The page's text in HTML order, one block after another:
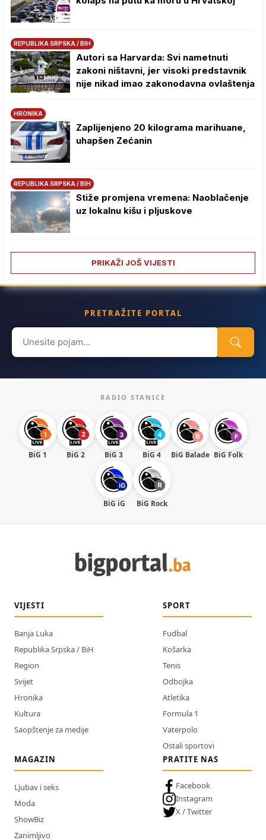
REPUBLIKA SRPSKA / BIH
Autori sa Harvarda: Svi nametnuti
zakoni ništavni, jer visoki predstavnik
nije nikad imao zakonodavna ovlaštenja
HRONIKA
Zaplijenjeno 20 kilograma marihuane,
uhapšen Zećanin
REPUBLIKA SRPSKA / BIH
Stiže promjena vremena: Naoblačenje
uz lokalnu kišu i pljuskove
PRIKAŽI JOŠ VIJESTI
PRETRAŽITE PORTAL
Search
for:
RADIO STANICE
BiG 1 BiG 2 BiG 3 BiG 4 BiG Balade BiG Folk
BiG iG BiG Rock
VIJESTI
Banja Luka
Republika Srpska / BiH
Region
Svijet
Hronika
Kultura
Saopštenje za medije
SPORT
Fudbal
Košarka
Tenis
Odbojka
Atletika
Formula 1
Vaterpolo
Ostali sportovi
MAGAZIN
Ljubav i seks
Moda
ShowBiz
Zanimljivo
PRATITE NAS
Facebook
Instagram
X / Twitter